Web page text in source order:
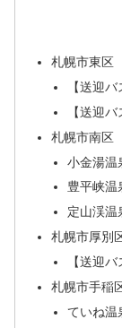
札幌市東区
【送迎
【送迎
札幌市南区
小金湯温
豊平峡温
定山渓温
札幌市厚別
【送迎
札幌市手稲
ていね温